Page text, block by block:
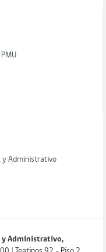
y Administrativo
y Administrativo,